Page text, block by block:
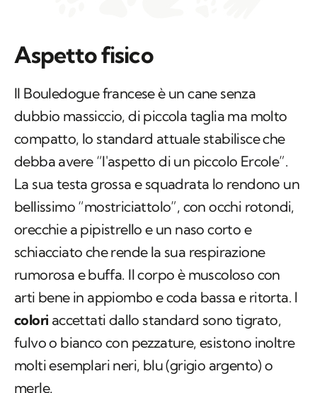
Aspetto fisico
Il Bouledogue francese è un cane senza
dubbio massiccio, di piccola taglia ma molto
compatto, lo standard attuale stabilisce che
debba avere “l'aspetto di un piccolo Ercole”.
La sua testa grossa e squadrata lo rendono un
bellissimo “mostriciattolo”, con occhi rotondi,
orecchie a pipistrello e un naso corto e
schiacciato che rende la sua respirazione
rumorosa e buffa. Il corpo è muscoloso con
arti bene in appiombo e coda bassa e ritorta. I
colori accettati dallo standard sono tigrato,
fulvo o bianco con pezzature, esistono inoltre
molti esemplari neri, blu (grigio argento) o
merle.